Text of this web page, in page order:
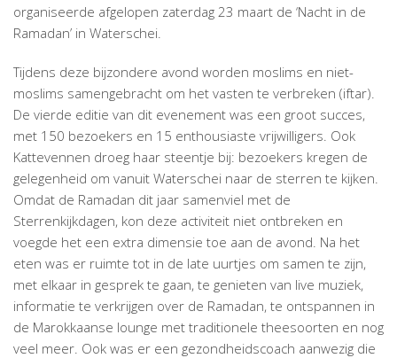
organiseerde afgelopen zaterdag 23 maart de ‘Nacht in de
Ramadan’ in Waterschei.
Tijdens deze bijzondere avond worden moslims en niet-
moslims samengebracht om het vasten te verbreken (iftar).
De vierde editie van dit evenement was een groot succes,
met 150 bezoekers en 15 enthousiaste vrijwilligers. Ook
Kattevennen droeg haar steentje bij: bezoekers kregen de
gelegenheid om vanuit Waterschei naar de sterren te kijken.
Omdat de Ramadan dit jaar samenviel met de
Sterrenkijkdagen, kon deze activiteit niet ontbreken en
voegde het een extra dimensie toe aan de avond. Na het
eten was er ruimte tot in de late uurtjes om samen te zijn,
met elkaar in gesprek te gaan, te genieten van live muziek,
informatie te verkrijgen over de Ramadan, te ontspannen in
de Marokkaanse lounge met traditionele theesoorten en nog
veel meer. Ook was er een gezondheidscoach aanwezig die